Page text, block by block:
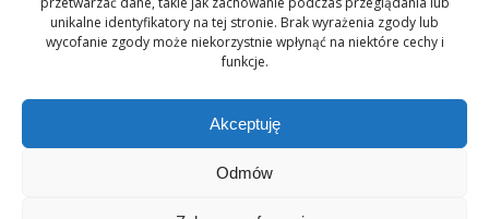
unikalne identyfikatory na tej stronie. Brak wyrażenia zgody lub
wycofanie zgody może niekorzystnie wpłynąć na niektóre cechy i
funkcje.
Akceptuję
Odmów
wpisu
Poprzedni:Poprzedni
wpis:
Logiczny
czwartek 19.12.2019
Następny: Następny
wpis:
Logiczny
czwartek 9.01.2020